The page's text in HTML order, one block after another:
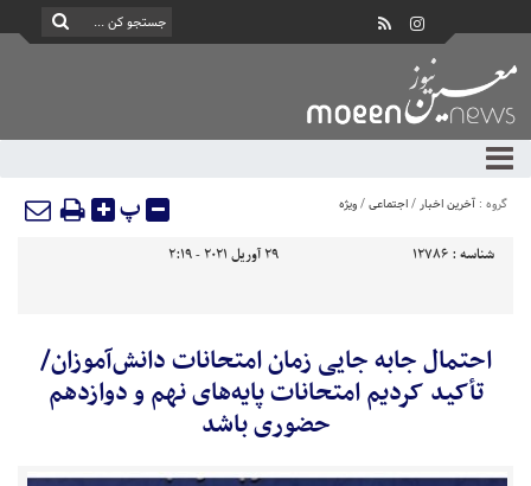
گروه : آخرین اخبار/اجتماعی/ویژه پ
شناسه : 12786 29 آوریل 2021 - 2:19
احتمال جابه جایی زمان امتحانات دانش‌آموزان/
تأکید کردیم امتحانات پایه‌های نهم و دوازدهم
حضوری باشد